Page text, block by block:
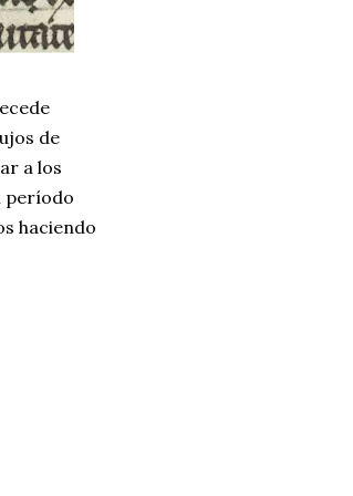
de
a los
período
haciendo